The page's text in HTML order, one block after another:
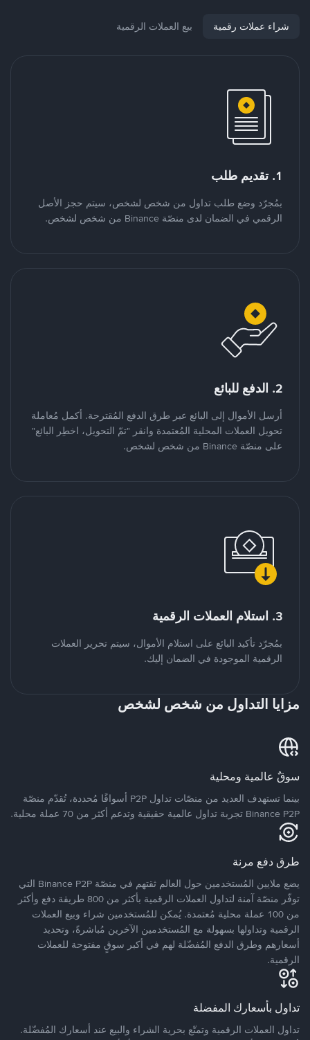
شراء عملات رقمية بيع العملات الرقمية
1. تقديم طلب
بمُجرّد وضع طلب تداول من شخص لشخص، سيتم حجز الأصل
الرقمي في الضمان لدى منصّة Binance من شخص لشخص.
2. الدفع للبائع
أرسل الأموال إلى البائع عبر طرق الدفع المُقترحة. أكمل مُعاملة
تحويل العملات المحلية المُعتمدة وانقر "تمّ التحويل، اخطِر البائع"
على منصّة Binance من شخص لشخص.
3. استلام العملات الرقمية
بمُجرّد تأكيد البائع على استلام الأموال، سيتم تحرير العملات
الرقمية الموجودة في الضمان إليك.
مزايا التداول من شخص لشخص
سوقٌ عالمية ومحلية
بينما تستهدف العديد من منصّات تداول P2P أسواقًا مُحددة، تُقدّم منصّة
Binance P2P تجربة تداول عالمية حقيقية وتدعم أكثر من 70 عملة محلية.
طرق دفع مرنة
يضع ملايين المُستخدمين حول العالم ثقتهم في منصّة Binance P2P التي
توفّر منصّة آمنة لتداول العملات الرقمية بأكثر من 800 طريقة دفع وأكثر
من 100 عملة محلية مُعتمدة. يُمكن للمُستخدمين شراء وبيع العملات
الرقمية وتداولها بسهولة مع المُستخدمين الآخرين مُباشرةً، وتحديد
أسعارهم وطرق الدفع المُفضّلة لهم في أكبر سوقٍ مفتوحة للعملات
الرقمية.
تداول بأسعارك المفضلة
تداول العملات الرقمية وتمتّع بحرية الشراء والبيع عند أسعارك المُفضّلة.